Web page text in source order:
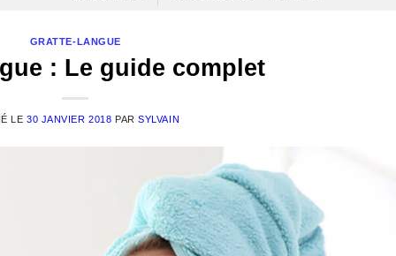
GRATTE-LANGUE
: Le guide complet
LE 30 JANVIER 2018 PARSYLVAIN